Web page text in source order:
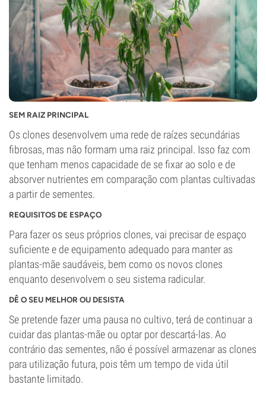
SEM RAIZ PRINCIPAL
Os clones desenvolvem uma rede de raízes secundárias
fibrosas, mas não formam uma raiz principal. Isso faz com
que tenham menos capacidade de se fixar ao solo e de
absorver nutrientes em comparação com plantas cultivadas
a partir de sementes.
REQUISITOS DE ESPAÇO
Para fazer os seus próprios clones, vai precisar de espaço
suficiente e de equipamento adequado para manter as
plantas-mãe saudáveis, bem como os novos clones
enquanto desenvolvem o seu sistema radicular.
DÊ O SEU MELHOR OU DESISTA
Se pretende fazer uma pausa no cultivo, terá de continuar a
cuidar das plantas-mãe ou optar por descartá-las. Ao
contrário das sementes, não é possível armazenar as clones
para utilização futura, pois têm um tempo de vida útil
bastante limitado.